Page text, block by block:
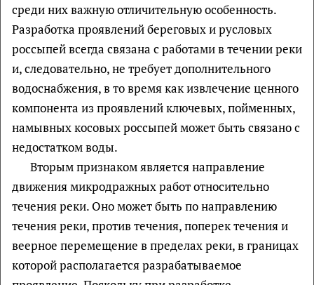
среди них важную отличительную особенность.
Разработка проявлений береговых и русловых
россыпей всегда связана с работами в течении реки
и, следовательно, не требует дополнительного
водоснабжения, в то время как извлечение ценного
компонента из проявлений ключевых, пойменных,
намывных косовых россыпей может быть связано с
недостатком воды.
Вторым признаком является направление
движения микродражных работ относительно
течения реки. Оно может быть по направлению
течения реки, против течения, поперек течения и
веерное перемещение в пределах реки, в границах
которой располагается разрабатываемое